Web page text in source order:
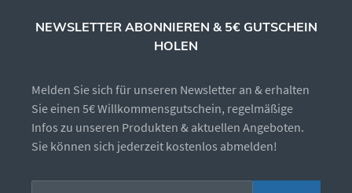
NEWSLETTER ABONNIEREN & 5€ GUTSCHEIN
HOLEN
Melden Sie sich für unseren Newsletter an & erhalten
Sie einen 5€ Willkommensgutschein, regelmäßige
Infos zu unseren Produkten & aktuellen Angeboten.
Sie können sich jederzeit kostenlos abmelden!